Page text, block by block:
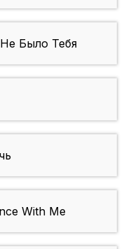
Было Тебя
With Me